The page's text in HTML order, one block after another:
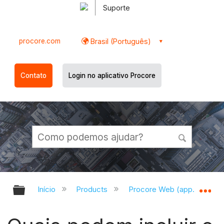
Suporte
procore.com Brasil (Português)
Contato Login no aplicativo Procore
Expandir/recolher hierarquia
Início Products Procore Web